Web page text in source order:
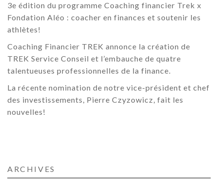
3e édition du programme Coaching financier Trek x
Fondation Aléo : coacher en finances et soutenir les
athlètes!
Coaching Financier TREK annonce la création de
TREK Service Conseil et l’embauche de quatre
talentueuses professionnelles de la finance.
La récente nomination de notre vice-président et chef
des investissements, Pierre Czyzowicz, fait les
nouvelles!
ARCHIVES